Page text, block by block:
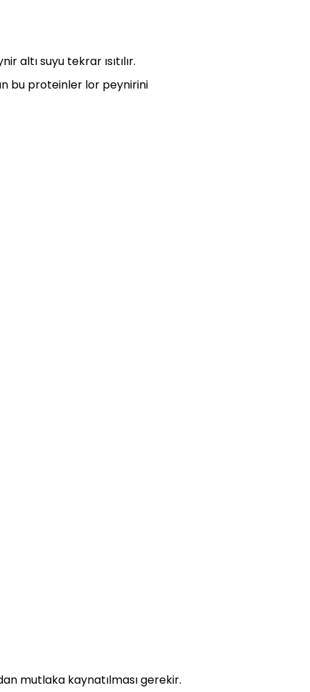
suyu tekrar ısıtılır.
bu proteinler lor peynirini
mutlaka kaynatılması gerekir.